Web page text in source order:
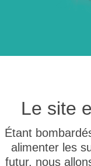
Le site
Étant
alimenter les
futur, nous